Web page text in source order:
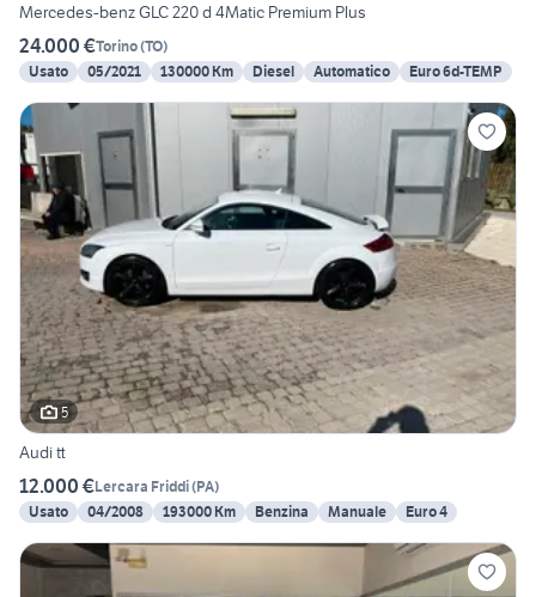
Mercedes-benz GLC 220 d 4Matic Premium Plus
24.000 €Torino(TO)
Usato
05/2021 130000 Km Diesel Automatico Euro 6d-TEMP
5
Audi tt
12.000 €Lercara Friddi(PA)
Usato
04/2008 193000 Km Benzina Manuale Euro 4